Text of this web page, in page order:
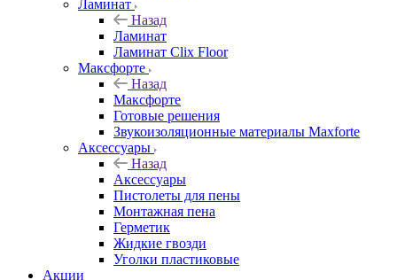
Ламинат
Назад
Ламинат
Ламинат Clix Floor
Максфорте
Назад
Максфорте
Готовые решения
Звукоизоляционные материалы Maxforte
Аксессуары
Назад
Аксессуары
Пистолеты для пены
Монтажная пена
Герметик
Жидкие гвозди
Уголки пластиковые
Акции